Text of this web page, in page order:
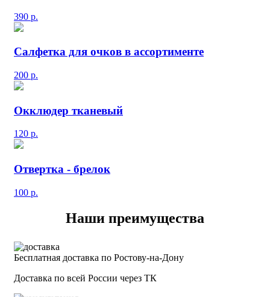
390 р.
Салфетка для очков в ассортименте
200 р.
Окклюдер тканевый
120 р.
Отвертка - брелок
100 р.
Наши преимущества
Бесплатная доставка по Ростову-на-Дону
Доставка по всей России через ТК